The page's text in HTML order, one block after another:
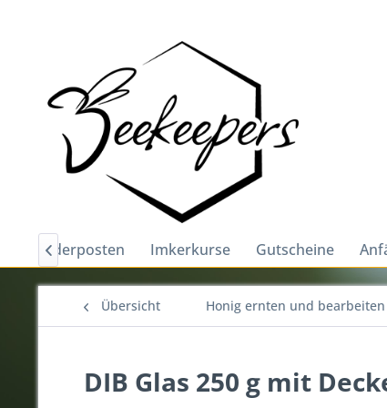
Sonderposten Imkerkurse Gutscheine

Übersicht Honig ernten und bearbeiten
DIB Glas 250 g mit